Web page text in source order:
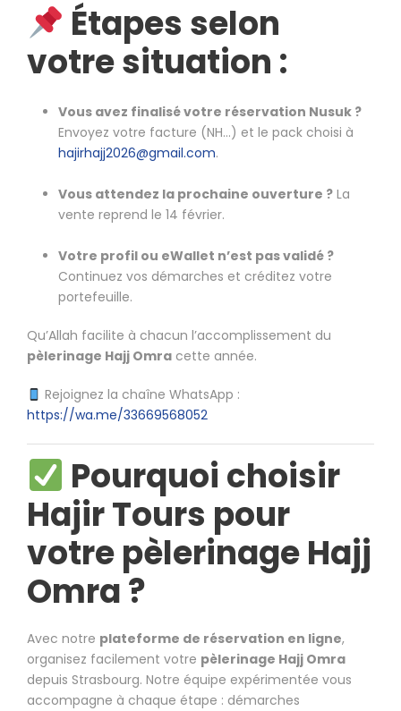
Étapes selon
votre situation :
Vous avez finalisé votre réservation Nusuk ?
Envoyez votre facture (NH…) et le pack choisi à
hajirhajj2026@gmail.com.
Vous attendez la prochaine ouverture ? La
vente reprend le 14 février.
Votre profil ou eWallet n’est pas validé ?
Continuez vos démarches et créditez votre
portefeuille.
Qu’Allah facilite à chacun l’accomplissement du
pèlerinage Hajj Omra cette année.
Rejoignez la chaîne WhatsApp :
https://wa.me/33669568052
Pourquoi choisir
Hajir Tours pour
votre pèlerinage Hajj
Omra ?
Avec notre plateforme de réservation en ligne,
organisez facilement votre pèlerinage Hajj Omra
depuis Strasbourg. Notre équipe expérimentée vous
accompagne à chaque étape : démarches